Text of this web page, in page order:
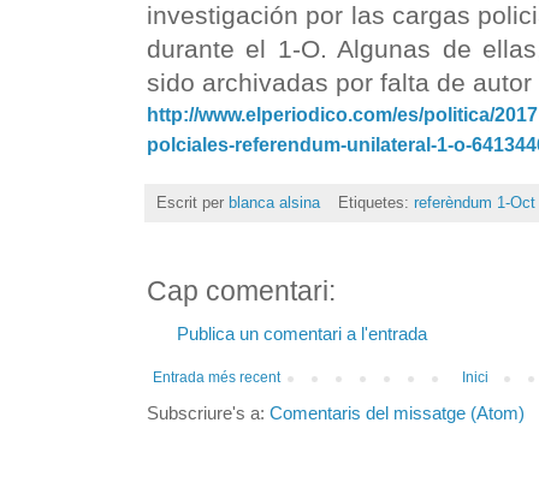
investigación por las cargas
durante el 1-O. Algunas de
sido archivadas por falta de
http://www.elperiodico.com/es/politica/
polciales-referendum-unilateral-1-o-
Escrit per blanca alsina Etiquetes: referèndum 1-Oct
Cap comentari:
Publica un comentari a l'entrada
Entrada més recent Inici
Subscriure's a: Comentaris del missatge (Atom)